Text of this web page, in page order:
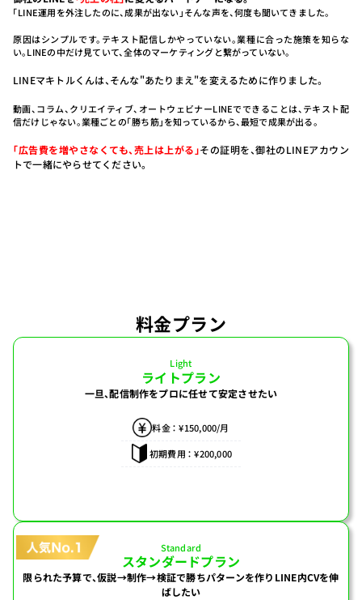
「LINE運用を外注したのに、成果が出ない」そんな声を、何度も聞いてきました。
原因はシンプルです。 テキスト配信しかやっていない。業種に合った施策を知らな
い。LINEの中だけ見ていて、全体のマーケティングと繋がっていない。
LINEマキトルくんは、そんな"あたりまえ"を変えるために作りました。
動画、コラム、クリエイティブ、オートウェビナーLINEでできることは、テキスト配
信だけじゃない。業種ごとの「勝ち筋」を知っているから、最短で成果が出る。
「広告費を増やさなくても、売上は上がる」その証明を、御社のLINEアカウン
トで一緒にやらせてください。
料金プラン
Light
ライトプラン
一旦、配信制作をプロに任せて安定させたい
料金 ： ¥150,000/月
初期費用 ： ¥200,000
Standard
スタンダードプラン
限られた予算で、仮説→制作→検証で勝ちパターンを作り LINE内CVを伸
ばしたい